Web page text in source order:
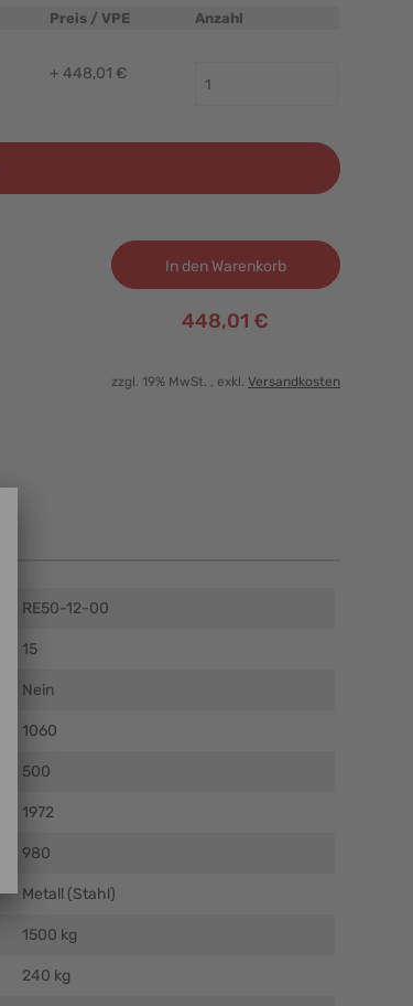
Preis / VPE Anzahl
+ 448,01 €
In den Warenkorb
448,01 €
zzgl. 19% MwSt. , exkl. Versandkosten
RE50-12-00
15
Nein
1060
500
1972
980
Metall (Stahl)
1500 kg
240 kg